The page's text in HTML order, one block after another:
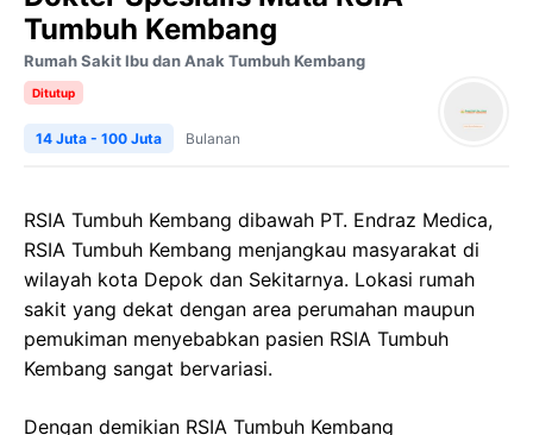
Tumbuh Kembang
Rumah Sakit Ibu dan Anak Tumbuh Kembang
Ditutup
14 Juta - 100 Juta Bulanan
RSIA Tumbuh Kembang dibawah PT. Endraz Medica,
RSIA Tumbuh Kembang menjangkau masyarakat di
wilayah kota Depok dan Sekitarnya. Lokasi rumah
sakit yang dekat dengan area perumahan maupun
pemukiman menyebabkan pasien RSIA Tumbuh
Kembang sangat bervariasi.
Dengan demikian RSIA Tumbuh Kembang